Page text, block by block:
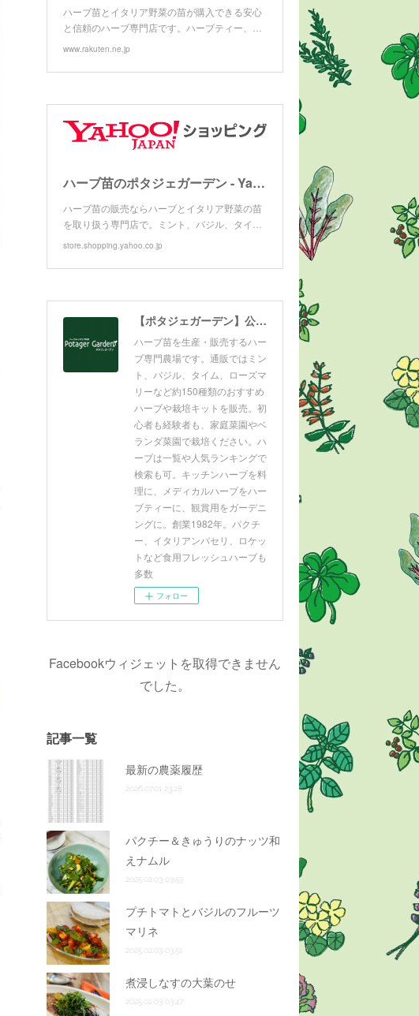
ハーブ苗とイタリア野菜の苗が購入できる安心
と信頼のハーブ専門店です。ハーブティー、…
www.rakuten.ne.jp
ハーブ苗のポタジェガーデン - Yahoo!ショッピング
ハーブ苗の販売ならハーブとイタリア野菜の苗
を取り扱う専門店で。ミント、バジル、タイ…
store.shopping.yahoo.co.jp
【ポタジェガーデン】公式サイト
ハーブ苗を生産・販売するハー
ブ専門農場です。通販ではミン
ト、バジル、タイム、ローズマ
リーなど約150種類のおすすめ
ハーブや栽培キットを販売。初
心者も経験者も、家庭菜園やベ
ランダ菜園で栽培ください。ハ
ーブは一覧や人気ランキングで
検索も可。キッチンハーブを料
理に、メディカルハーブをハー
ブティーに、観賞用をガーデニ
ングに。創業1982年。パクチ
ー、イタリアンパセリ、ロケッ
トなど食用フレッシュハーブも
多数
フォロー
Facebookウィジェットを取得できません
でした。
記事一覧
最新の農薬履歴
2026.07.01 23:28
パクチー＆きゅうりのナッツ和
えナムル
2025.02.03 03:53
プチトマトとバジルのフルーツ
マリネ
2025.02.03 03:51
煮浸しなすの大葉のせ
2025.02.03 03:47